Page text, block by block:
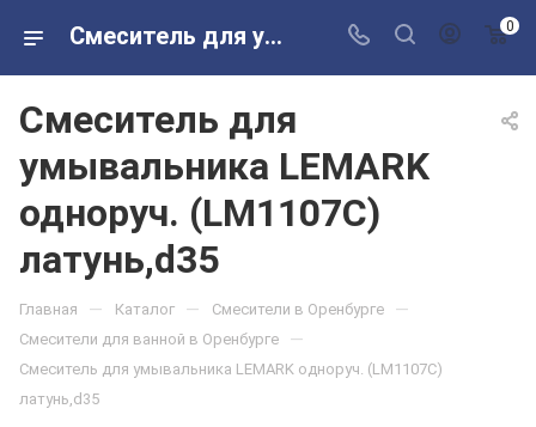
Смеситель для умывальника LEMARK одноруч. (LM1107C) латунь,d35 в розничных магазинах Сантехторг 0
Смеситель для
умывальника LEMARK
одноруч. (LM1107C)
латунь,d35
Главная — Каталог — Смесители в Оренбурге —
Смесители для ванной в Оренбурге —
Смеситель для умывальника LEMARK одноруч. (LM1107C)
латунь,d35